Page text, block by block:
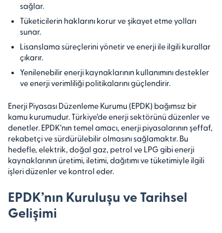
sağlar.
Tüketicilerin haklarını korur ve şikayet etme yolları
sunar.
Lisanslama süreçlerini yönetir ve enerji ile ilgili kurallar
çıkarır.
Yenilenebilir enerji kaynaklarının kullanımını destekler
ve enerji verimliliği politikalarını güçlendirir.
Enerji Piyasası Düzenleme Kurumu (EPDK) bağımsız bir
kamu kurumudur. Türkiye’de enerji sektörünü düzenler ve
denetler. EPDK’nın temel amacı, enerji piyasalarının şeffaf,
rekabetçi ve sürdürülebilir olmasını sağlamaktır. Bu
hedefle, elektrik, doğal gaz, petrol ve LPG gibi enerji
kaynaklarının üretimi, iletimi, dağıtımı ve tüketimiyle ilgili
işleri düzenler ve kontrol eder.
EPDK’nın Kuruluşu ve Tarihsel
Gelişimi